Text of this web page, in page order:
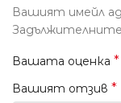
Вашият имейл
Вашата оценка *
Вашият отзив *